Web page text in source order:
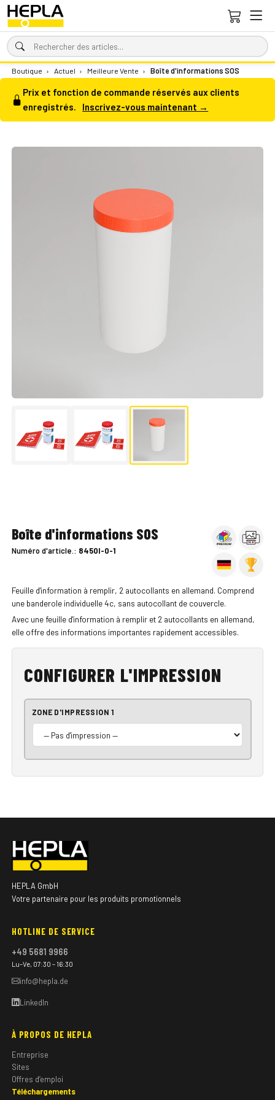
Boutique › Actuel › Meilleure Vente › Boîte d'informations SOS
Prix et fonction de commande réservés aux clients
enregistrés.
Inscrivez-vous maintenant →
Boîte d'informations SOS
Numéro d'article.: 8450I-0-1
Feuille d'information à remplir, 2 autocollants en allemand. Comprend
une banderole individuelle 4c, sans autocollant de couvercle.
Avec une feuille d'information à remplir et 2 autocollants en allemand,
elle offre des informations importantes rapidement accessibles.
CONFIGURER L'IMPRESSION
ZONE D'IMPRESSION 1
HEPLA GmbH
Votre partenaire pour les produits promotionnels
HOTLINE DE SERVICE
+49 5681 9966
Lu–Ve, 07:30 – 16:30
info@hepla.de
LinkedIn
À PROPOS DE HEPLA
Entreprise
Sites
Offres d’emploi
Téléchargements